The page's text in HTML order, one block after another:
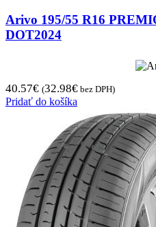
Arivo 195/55 R16
DOT2024
40.57€ (32.98€ bez DPH)
Pridať do košíka